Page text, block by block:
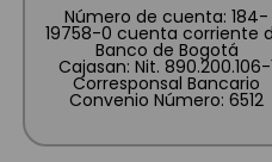
Número de cuenta: 184-
19758-0 cuenta corriente
Banco de Bogotá
Cajasan: Nit. 890.200.106-
Corresponsal Bancario
Convenio Número: 6512